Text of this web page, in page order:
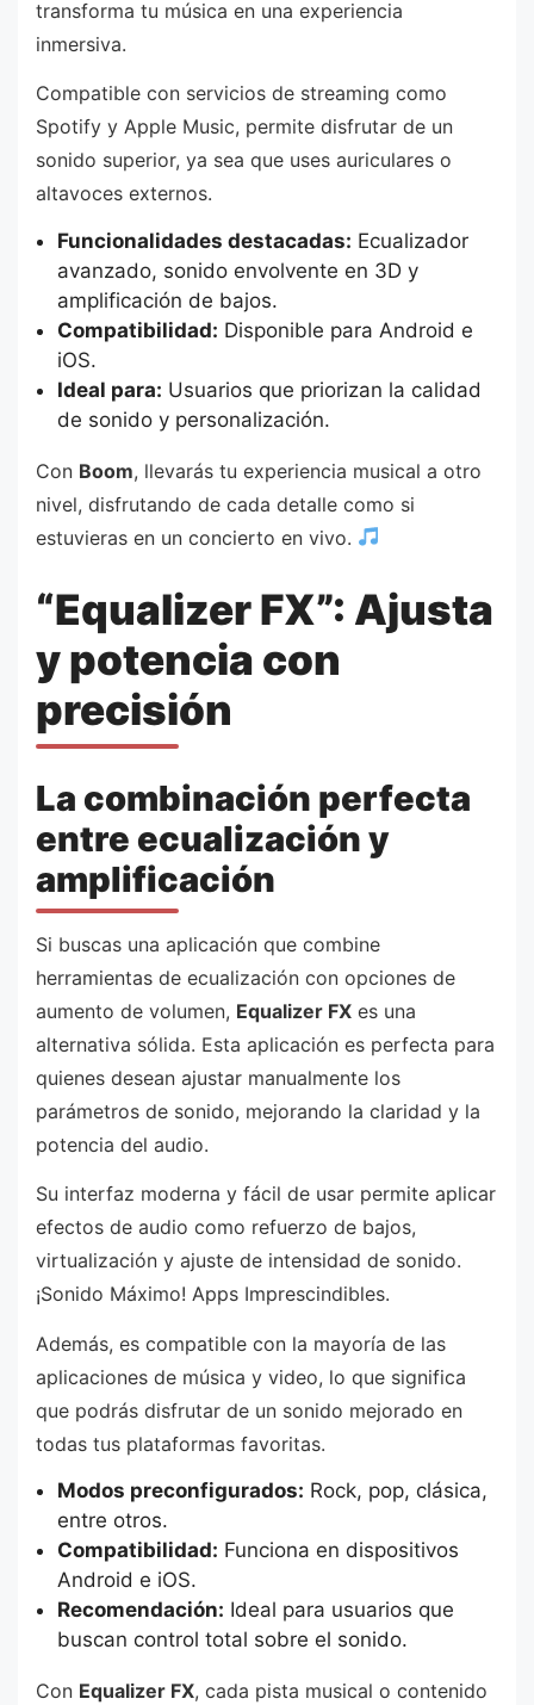
transforma tu música en una experiencia
inmersiva.
Compatible con servicios de streaming como
Spotify y Apple Music, permite disfrutar de un
sonido superior, ya sea que uses auriculares o
altavoces externos.
Funcionalidades destacadas: Ecualizador
avanzado, sonido envolvente en 3D y
amplificación de bajos.
Compatibilidad: Disponible para Android e
iOS.
Ideal para: Usuarios que priorizan la calidad
de sonido y personalización.
Con Boom, llevarás tu experiencia musical a otro
nivel, disfrutando de cada detalle como si
estuvieras en un concierto en vivo.
“Equalizer FX”: Ajusta
y potencia con
precisión
La combinación perfecta
entre ecualización y
amplificación
Si buscas una aplicación que combine
herramientas de ecualización con opciones de
aumento de volumen, Equalizer FX es una
alternativa sólida. Esta aplicación es perfecta para
quienes desean ajustar manualmente los
parámetros de sonido, mejorando la claridad y la
potencia del audio.
Su interfaz moderna y fácil de usar permite aplicar
efectos de audio como refuerzo de bajos,
virtualización y ajuste de intensidad de sonido.
¡Sonido Máximo! Apps Imprescindibles.
Además, es compatible con la mayoría de las
aplicaciones de música y video, lo que significa
que podrás disfrutar de un sonido mejorado en
todas tus plataformas favoritas.
Modos preconfigurados: Rock, pop, clásica,
entre otros.
Compatibilidad: Funciona en dispositivos
Android e iOS.
Recomendación: Ideal para usuarios que
buscan control total sobre el sonido.
Con Equalizer FX, cada pista musical o contenido